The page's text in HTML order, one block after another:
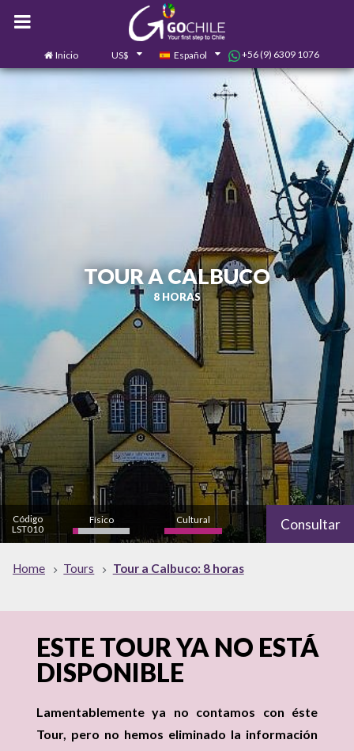
Inicio US$ Español +56 (9) 6309 1076
TOUR A CALBUCO
8 HORAS
Código
LST010
Físico
bajo
Cultural
alto
Consultar
Home Tours Tour a Calbuco: 8 horas
ESTE TOUR YA NO ESTÁ
DISPONIBLE
Lamentablemente ya no contamos con éste
Tour, pero no hemos eliminado la información